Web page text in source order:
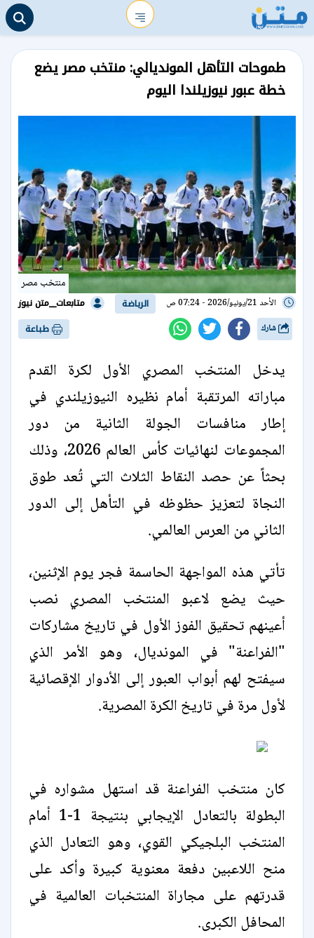
طموحات التأهل المونديالي: منتخب مصر يضع
خطة عبور نيوزيلندا اليوم
منتخب مصر
الأحد 21/يونيو/2026 - 07:24 ص الرياضة متابعات__متن نيوز
طباعة
يدخل المنتخب المصري الأول لكرة القدم
مباراته المرتقبة أمام نظيره النيوزيلندي في
إطار منافسات الجولة الثانية من دور
المجموعات لنهائيات كأس العالم 2026، وذلك
بحثاً عن حصد النقاط الثلاث التي تُعد طوق
النجاة لتعزيز حظوظه في التأهل إلى الدور
الثاني من العرس العالمي.
تأتي هذه المواجهة الحاسمة فجر يوم الإثنين،
حيث يضع لاعبو المنتخب المصري نصب
أعينهم تحقيق الفوز الأول في تاريخ مشاركات
"الفراعنة" في المونديال، وهو الأمر الذي
سيفتح لهم أبواب العبور إلى الأدوار الإقصائية
لأول مرة في تاريخ الكرة المصرية.
كان منتخب الفراعنة قد استهل مشواره في
البطولة بالتعادل الإيجابي بنتيجة 1-1 أمام
المنتخب البلجيكي القوي، وهو التعادل الذي
منح اللاعبين دفعة معنوية كبيرة وأكد على
قدرتهم على مجاراة المنتخبات العالمية في
المحافل الكبرى.